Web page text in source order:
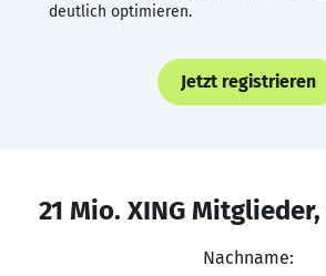
deutlich optimieren.
Jetzt registrieren
21 Mio. XING
Nachname: